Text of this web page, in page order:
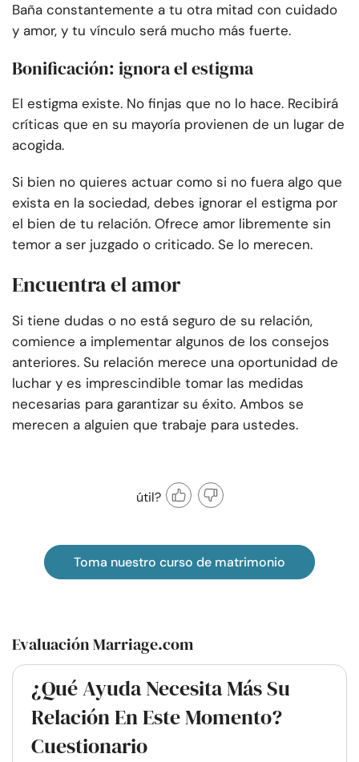
Baña constantemente a tu otra mitad con cuidado
y amor, y tu vínculo será mucho más fuerte.
Bonificación: ignora el estigma
El estigma existe. No finjas que no lo hace. Recibirá
críticas que en su mayoría provienen de un lugar de
acogida.
Si bien no quieres actuar como si no fuera algo que
exista en la sociedad, debes ignorar el estigma por
el bien de tu relación. Ofrece amor libremente sin
temor a ser juzgado o criticado. Se lo merecen.
Encuentra el amor
Si tiene dudas o no está seguro de su relación,
comience a implementar algunos de los consejos
anteriores. Su relación merece una oportunidad de
luchar y es imprescindible tomar las medidas
necesarias para garantizar su éxito. Ambos se
merecen a alguien que trabaje para ustedes.
útil?
Toma nuestro curso de matrimonio
Evaluación Marriage.com
¿Qué Ayuda Necesita Más Su
Relación En Este Momento?
Cuestionario